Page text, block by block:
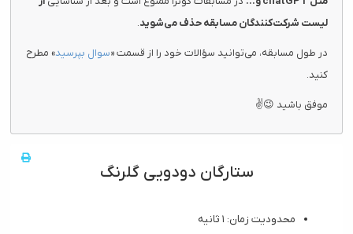
لیست شرکت‌کنندگان مسابقه حذف می‌شوید.
در طول مسابقه، می‌توانید سؤالات خود را از قسمت «سوال بپرسید» مطرح
کنید.
موفق باشید 😉✌
ستارگان دودویی گلرنگ
محدودیت زمان: ۱ ثانیه